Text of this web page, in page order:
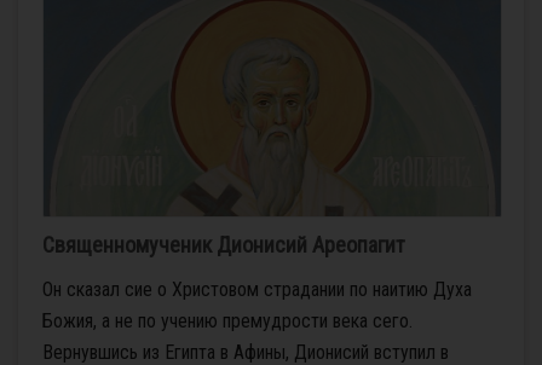
Священномученик Дионисий Ареопагит
Он сказал сие о Христовом страдании по наитию Духа
Божия, а не по учению премудрости века сего.
Вернувшись из Египта в Афины, Дионисий вступил в